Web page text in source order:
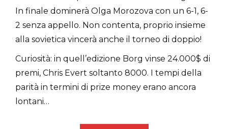
In finale dominerà Olga Morozova con un 6-1, 6-
2 senza appello. Non contenta, proprio insieme
alla sovietica vincerà anche il torneo di doppio!
Curiosità: in quell’edizione Borg vinse 24.000$ di
premi, Chris Evert soltanto 8000. I tempi della
parità in termini di prize money erano ancora
lontani…